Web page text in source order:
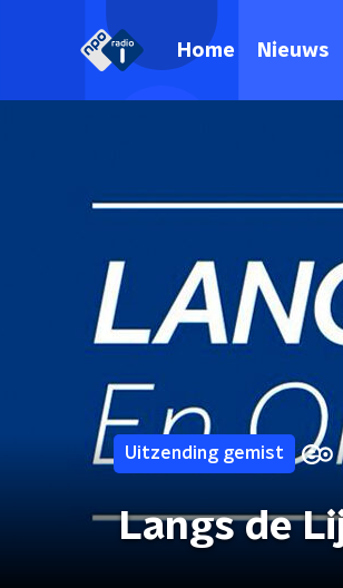
Home Nieuws
Uitzending gemist
Langs de